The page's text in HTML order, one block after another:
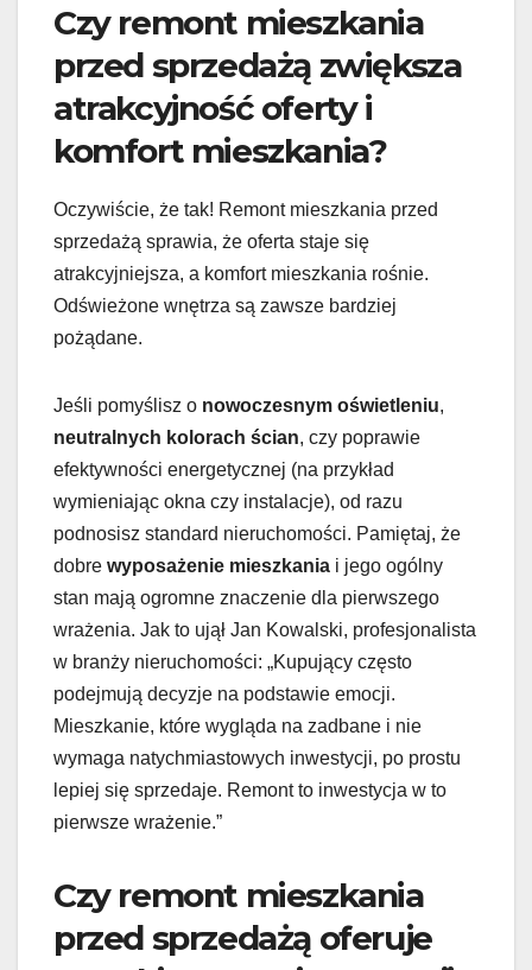
Czy remont mieszkania
przed sprzedażą zwiększa
atrakcyjność oferty i
komfort mieszkania?
Oczywiście, że tak! Remont mieszkania przed
sprzedażą sprawia, że oferta staje się
atrakcyjniejsza, a komfort mieszkania rośnie.
Odświeżone wnętrza są zawsze bardziej
pożądane.
Jeśli pomyślisz o nowoczesnym oświetleniu,
neutralnych kolorach ścian, czy poprawie
efektywności energetycznej (na przykład
wymieniając okna czy instalacje), od razu
podnosisz standard nieruchomości. Pamiętaj, że
dobre wyposażenie mieszkania i jego ogólny
stan mają ogromne znaczenie dla pierwszego
wrażenia. Jak to ujął Jan Kowalski, profesjonalista
w branży nieruchomości: „Kupujący często
podejmują decyzje na podstawie emocji.
Mieszkanie, które wygląda na zadbane i nie
wymaga natychmiastowych inwestycji, po prostu
lepiej się sprzedaje. Remont to inwestycja w to
pierwsze wrażenie.”
Czy remont mieszkania
przed sprzedażą oferuje